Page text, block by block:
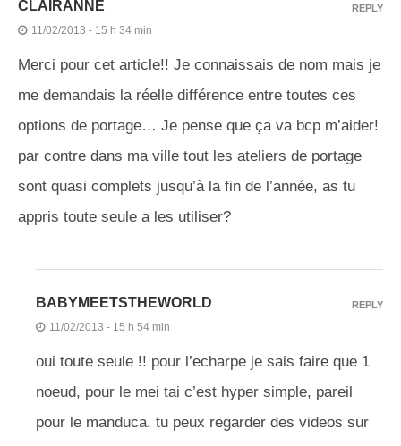
CLAIRANNE
11/02/2013 - 15 h 34 min
Merci pour cet article!! Je connaissais de nom mais je
me demandais la réelle différence entre toutes ces
options de portage… Je pense que ça va bcp m’aider!
par contre dans ma ville tout les ateliers de portage
sont quasi complets jusqu’à la fin de l’année, as tu
appris toute seule a les utiliser?
REPLY
BABYMEETSTHEWORLD
11/02/2013 - 15 h 54 min
oui toute seule !! pour l’echarpe je sais faire que 1
noeud, pour le mei tai c’est hyper simple, pareil
pour le manduca. tu peux regarder des videos sur
REPLY